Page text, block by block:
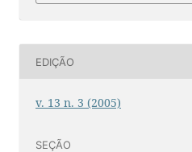
EDIÇÃO
v. 13 n. 3 (2005)
SEÇÃO